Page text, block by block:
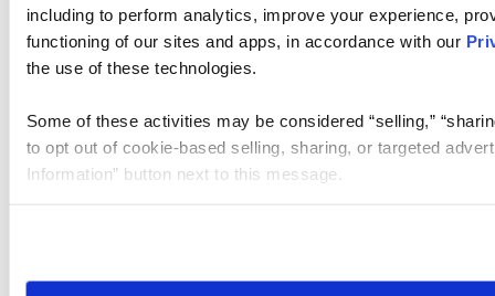
including to perform analytics, improve your experience,
functioning of our sites and apps, in accordance with our
the use of these technologies.
Some of these activities may be considered “selling,”
to opt out of cookie-based selling, sharing, or targeted
Information” button next to this message.
need to be set again.